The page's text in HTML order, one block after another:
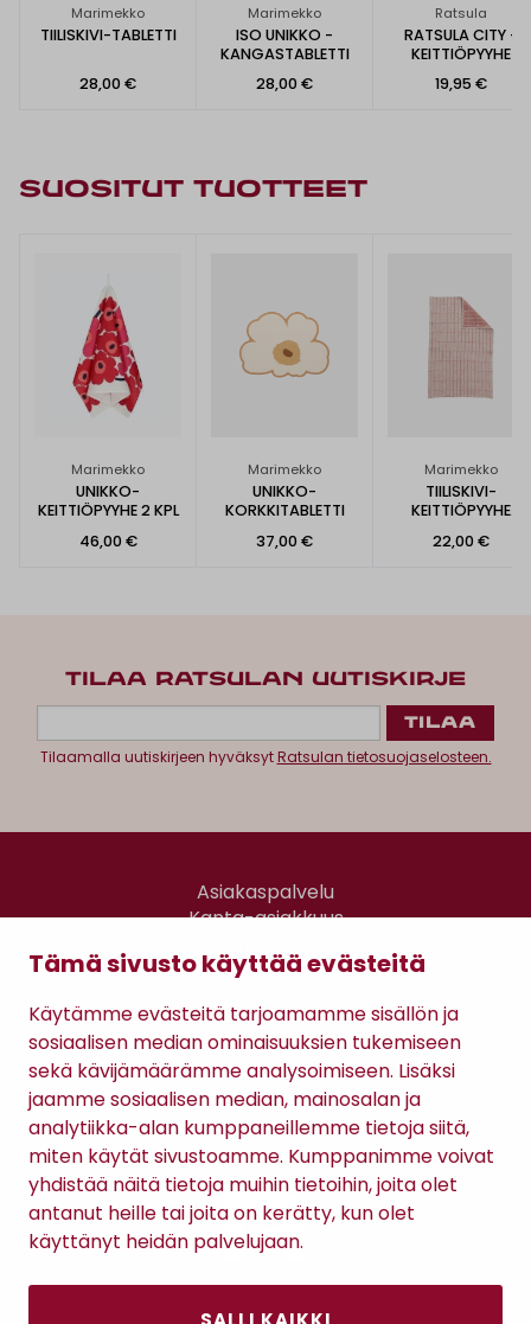
Tämä sivusto käyttää evästeitä
Käytämme evästeitä tarjoamamme sisällön ja
sosiaalisen median ominaisuuksien tukemiseen
sekä kävijämäärämme analysoimiseen. Lisäksi
jaamme sosiaalisen median, mainosalan ja
analytiikka-alan kumppaneillemme tietoja siitä,
miten käytät sivustoamme. Kumppanimme voivat
yhdistää näitä tietoja muihin tietoihin, joita olet
antanut heille tai joita on kerätty, kun olet
käyttänyt heidän palvelujaan.
Marimekko
TIILISKIVI-TABLETTI
28,00 €
Marimekko
ISO UNIKKO -
KANGASTABLETTI
28,00 €
Ratsula
RATSULA CITY -
KEITTIÖPYYHE
19,95 €
SUOSITUT TUOTTEET
Marimekko
UNIKKO-
KEITTIÖPYYHE 2 KPL
46,00 €
Marimekko
UNIKKO-
KORKKITABLETTI
37,00 €
Marimekko
TIILISKIVI-
KEITTIÖPYYHE
22,00 €
TILAA RATSULAN UUTISKIRJE
Tilaamalla uutiskirjeen hyväksytRatsulan tietosuojaselosteen.
Asiakaspalvelu
Kanta-asiakkuus
Gomee Ratsula Café
Sopimusehdot
Tietosuojaseloste
Maksutavat